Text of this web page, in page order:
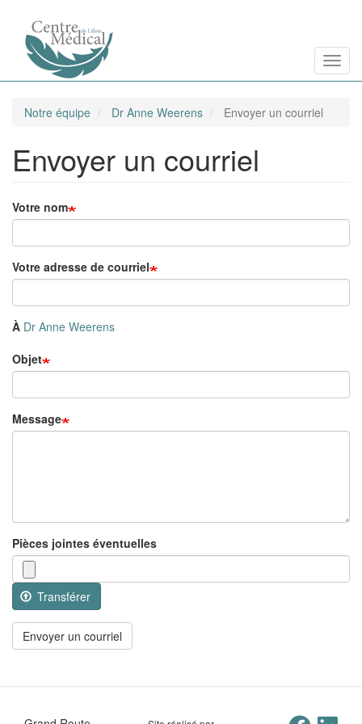
contenu
Notre équipe Dr Anne Weerens Envoyer un courriel
Envoyer un courriel
Votre nom
Votre adresse de courriel
À Dr Anne Weerens
Objet
Message
Pièces jointes éventuelles
Transférer
Envoyer un courriel